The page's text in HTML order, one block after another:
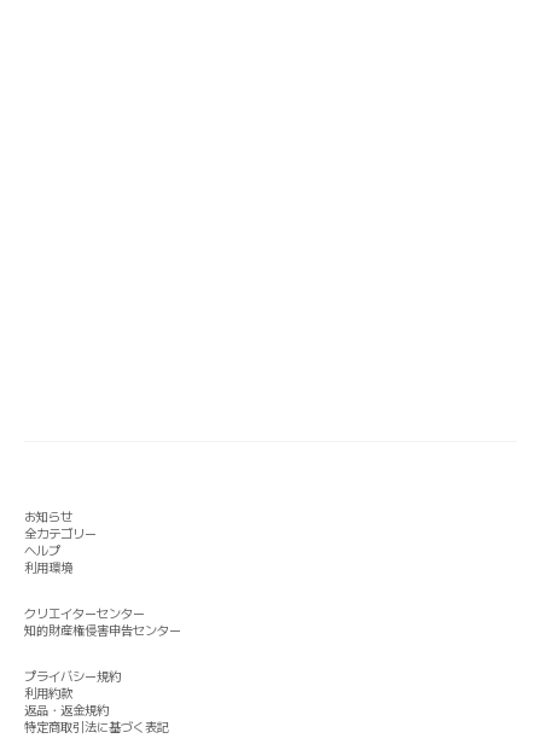
お知らせ
全カテゴリー
ヘルプ
利用環境
クリエイターセンター
知的財産権侵害申告センター
プライバシー規約
利用約款
返品・返金規約
特定商取引法に基づく表記